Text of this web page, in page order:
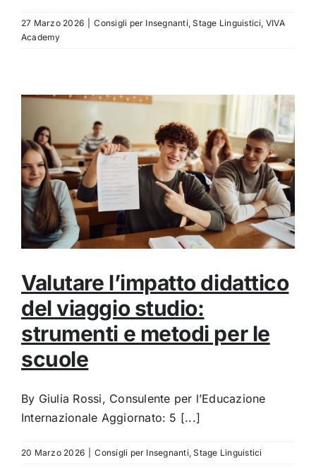
27 Marzo 2026 Consigli per Insegnanti ,Stage Linguistici VIVA
Academy
Valutare l’impatto didattico
del viaggio studio:
strumenti e metodi per le
scuole
By Giulia Rossi, Consulente per l’Educazione
Internazionale Aggiornato: 5 [...]
20 Marzo 2026 Consigli per Insegnanti,Stage Linguistici